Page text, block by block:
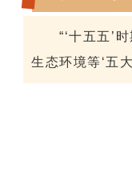
“‘十五五’
生态环境等‘五